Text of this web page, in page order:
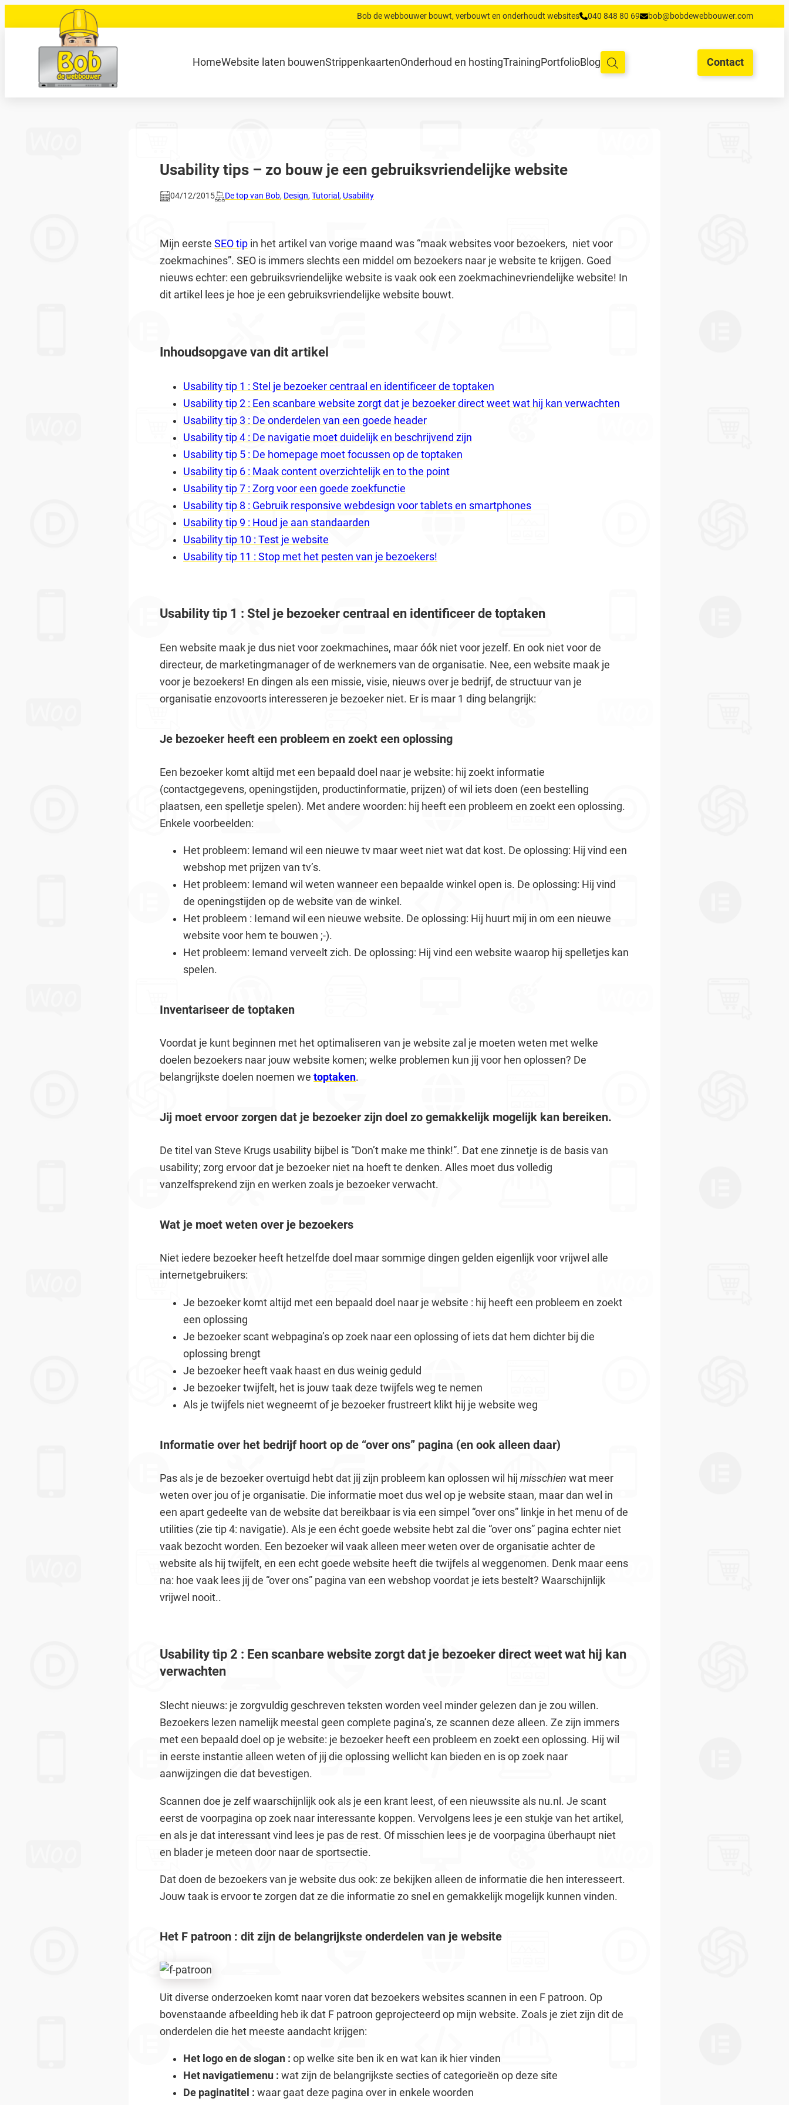
naar
Bob de webbouwer bouwt, verbouwt en onderhoudt websites 040 848 80 69 bob@bobdewebbouwer.com
HomeWebsite laten bouwenStrippenkaartenOnderhoud en hostingTrainingPortfolioBlog Contact
040 848 80 69 Begrippen Contact
Zoeken
Usability tips – zo bouw je een gebruiksvriendelijke website
04/12/2015 De top van Bob, Design,Tutorial, Usability
Mijn eerste SEO tipin het artikel van vorige maand was “maak websites voor bezoekers, niet voor
zoekmachines”. SEO is immers slechts een middel om bezoekers naar je website te krijgen. Goed
nieuws echter: een gebruiksvriendelijke website is vaak ook een zoekmachinevriendelijke website! In
dit artikel lees je hoe je een gebruiksvriendelijke website bouwt.
Inhoudsopgave van dit artikel
Usability tip 1 : Stel je bezoeker centraal en identificeer de toptaken
Usability tip 2 : Een scanbare website zorgt dat je bezoeker direct weet wat hij kan verwachten
Usability tip 3 : De onderdelen van een goede header
Usability tip 4 : De navigatie moet duidelijk en beschrijvend zijn
Usability tip 5 : De homepage moet focussen op de toptaken
Usability tip 6 : Maak content overzichtelijk en to the point
Usability tip 7 : Zorg voor een goede zoekfunctie
Usability tip 8 : Gebruik responsive webdesign voor tablets en smartphones
Usability tip 9 : Houd je aan standaarden
Usability tip 10 : Test je website
Usability tip 11 : Stop met het pesten van je bezoekers!
Usability tip 1 : Stel je bezoeker centraal en identificeer de toptaken
Een website maak je dus niet voor zoekmachines, maar óók niet voor jezelf. En ook niet voor de
directeur, de marketingmanager of de werknemers van de organisatie. Nee, een website maak je
voor je bezoekers! En dingen als een missie, visie, nieuws over je bedrijf, de structuur van je
organisatie enzovoorts interesseren je bezoeker niet. Er is maar 1 ding belangrijk:
Je bezoeker heeft een probleem en zoekt een oplossing
Een bezoeker komt altijd met een bepaald doel naar je website: hij zoekt informatie
(contactgegevens, openingstijden, productinformatie, prijzen) of wil iets doen (een bestelling
plaatsen, een spelletje spelen). Met andere woorden: hij heeft een probleem en zoekt een oplossing.
Enkele voorbeelden:
Het probleem: Iemand wil een nieuwe tv maar weet niet wat dat kost. De oplossing: Hij vind een
webshop met prijzen van tv’s.
Het probleem: Iemand wil weten wanneer een bepaalde winkel open is. De oplossing: Hij vind
de openingstijden op de website van de winkel.
Het probleem : Iemand wil een nieuwe website. De oplossing: Hij huurt mij in om een nieuwe
website voor hem te bouwen ;-).
Het probleem: Iemand verveelt zich. De oplossing: Hij vind een website waarop hij spelletjes kan
spelen.
Inventariseer de toptaken
Voordat je kunt beginnen met het optimaliseren van je website zal je moeten weten met welke
doelen bezoekers naar jouw website komen; welke problemen kun jij voor hen oplossen? De
belangrijkste doelen noemen we toptaken.
Jij moet ervoor zorgen dat je bezoeker zijn doel zo gemakkelijk mogelijk kan bereiken.
De titel van Steve Krugs usability bijbel is “Don’t make me think!”. Dat ene zinnetje is de basis van
usability; zorg ervoor dat je bezoeker niet na hoeft te denken. Alles moet dus volledig
vanzelfsprekend zijn en werken zoals je bezoeker verwacht.
Wat je moet weten over je bezoekers
Niet iedere bezoeker heeft hetzelfde doel maar sommige dingen gelden eigenlijk voor vrijwel alle
internetgebruikers:
Je bezoeker komt altijd met een bepaald doel naar je website : hij heeft een probleem en zoekt
een oplossing
Je bezoeker scant webpagina’s op zoek naar een oplossing of iets dat hem dichter bij die
oplossing brengt
Je bezoeker heeft vaak haast en dus weinig geduld
Je bezoeker twijfelt, het is jouw taak deze twijfels weg te nemen
Als je twijfels niet wegneemt of je bezoeker frustreert klikt hij je website weg
Informatie over het bedrijf hoort op de “over ons” pagina (en ook alleen daar)
Pas als je de bezoeker overtuigd hebt dat jij zijn probleem kan oplossen wil hij misschien wat meer
weten over jou of je organisatie. Die informatie moet dus wel op je website staan, maar dan wel in
een apart gedeelte van de website dat bereikbaar is via een simpel “over ons” linkje in het menu of de
utilities (zie tip 4: navigatie). Als je een écht goede website hebt zal die “over ons” pagina echter niet
vaak bezocht worden. Een bezoeker wil vaak alleen meer weten over de organisatie achter de
website als hij twijfelt, en een echt goede website heeft die twijfels al weggenomen. Denk maar eens
na: hoe vaak lees jij de “over ons” pagina van een webshop voordat je iets bestelt? Waarschijnlijk
vrijwel nooit..
Usability tip 2 : Een scanbare website zorgt dat je bezoeker direct weet wat hij kan
verwachten
Slecht nieuws: je zorgvuldig geschreven teksten worden veel minder gelezen dan je zou willen.
Bezoekers lezen namelijk meestal geen complete pagina’s, ze scannen deze alleen. Ze zijn immers
met een bepaald doel op je website: je bezoeker heeft een probleem en zoekt een oplossing. Hij wil
in eerste instantie alleen weten of jij die oplossing wellicht kan bieden en is op zoek naar
aanwijzingen die dat bevestigen.
Scannen doe je zelf waarschijnlijk ook als je een krant leest, of een nieuwssite als nu.nl. Je scant
eerst de voorpagina op zoek naar interessante koppen. Vervolgens lees je een stukje van het artikel,
en als je dat interessant vind lees je pas de rest. Of misschien lees je de voorpagina überhaupt niet
en blader je meteen door naar de sportsectie.
Dat doen de bezoekers van je website dus ook: ze bekijken alleen de informatie die hen interesseert.
Jouw taak is ervoor te zorgen dat ze die informatie zo snel en gemakkelijk mogelijk kunnen vinden.
Het F patroon : dit zijn de belangrijkste onderdelen van je website
Uit diverse onderzoeken komt naar voren dat bezoekers websites scannen in een F patroon. Op
bovenstaande afbeelding heb ik dat F patroon geprojecteerd op mijn website. Zoals je ziet zijn dit de
onderdelen die het meeste aandacht krijgen:
Het logo en de slogan : op welke site ben ik en wat kan ik hier vinden
Het navigatiemenu : wat zijn de belangrijkste secties of categorieën op deze site
De paginatitel : waar gaat deze pagina over in enkele woorden